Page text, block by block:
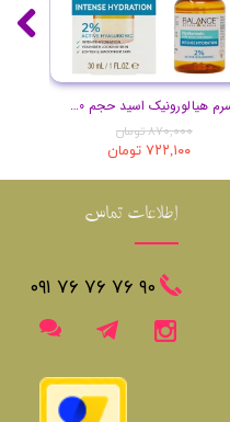
سرم هیالورونیک اسید حجم 30 میلی لیتر
۸۷۰,۰۰۰ تومان
۷۲۲,۱۰۰ تومان
اطلاعات تماس
​​٩٠ ٧۶ ٧۶ ٧۶ ٠٩١